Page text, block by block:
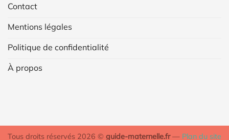
Contact
Mentions légales
Politique de confidentialité
À propos
Tous droits réservés 2026 © guide-maternelle.fr— Plan du site